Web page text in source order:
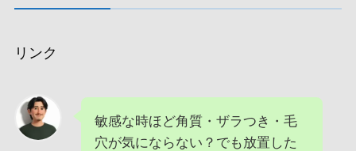
リンク
敏感な時ほど角質・ザラつき・毛
穴が気にならない？でも放置した